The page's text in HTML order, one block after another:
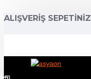
ALIŞVERIŞ SEPETINIZ